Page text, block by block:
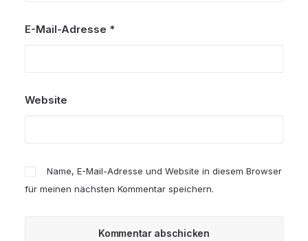
E-Mail-Adresse *
Website
Name, E-Mail-Adresse und Website in diesem Browser
für meinen nächsten Kommentar speichern.